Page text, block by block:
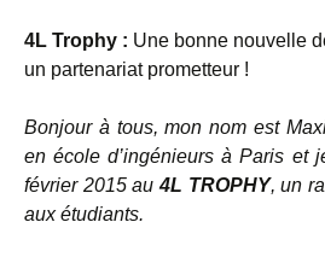
4L Trophy : Une bonne nouvelle
un partenariat prometteur !
Bonjour à tous, mon nom est
en école d’ingénieurs à Paris et
février 2015 au4L TROPHY, un
aux étudiants.